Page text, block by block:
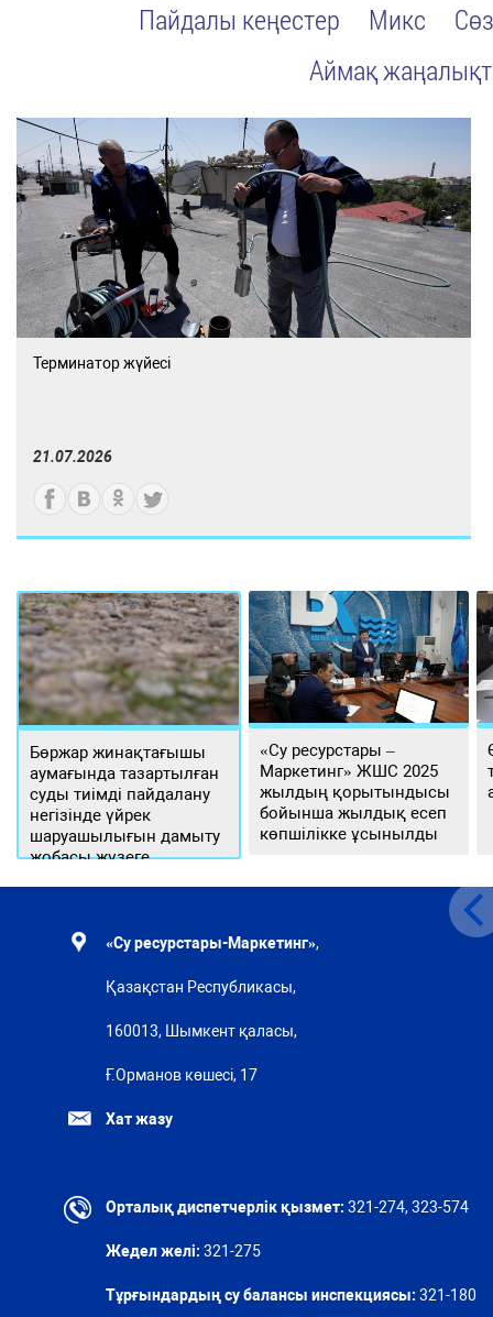
Пайдалы кеңестер
Микс
Аймақ
Терминатор жүйесі
21.07.2026
Бөржар жинақтағышы
аумағында тазартылған
суды тиімді пайдалану
негізінде үйрек
шаруашылығын дамыту
жобасы жүзеге
«Су ресурстары –
Маркетинг» ЖШС 2025
жылдың қорытындысы
бойынша жылдық есеп
көпшілікке ұсынылды
«Су ресурстары-Маркетинг»,
Қазақстан Республикасы,
160013, Шымкент қаласы,
Ғ.Орманов көшесі, 17
Хат жазу
Орталық диспетчерлік қызмет: 321-274, 323-574
Жедел желі: 321-275
Тұрғындардың су балансы инспекциясы: 321-180